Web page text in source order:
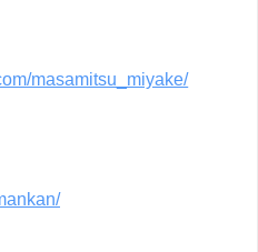
masamitsu_miyake/